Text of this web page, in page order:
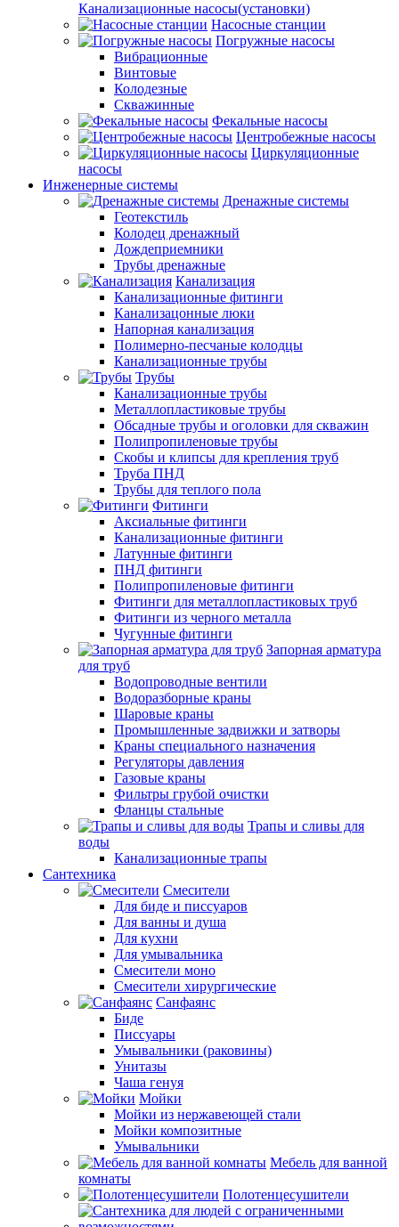
Канализационные насосы(установки)
Насосные станции
Погружные насосы
Вибрационные
Винтовые
Колодезные
Скважинные
Фекальные насосы
Центробежные насосы
Циркуляционные
насосы
Инженерные системы
Дренажные системы
Геотекстиль
Колодец дренажный
Дождеприемники
Трубы дренажные
Канализация
Канализационные фитинги
Канализацонные люки
Напорная канализация
Полимерно-песчаные колодцы
Канализационные трубы
Трубы
Канализационные трубы
Металлопластиковые трубы
Обсадные трубы и оголовки для скважин
Полипропиленовые трубы
Скобы и клипсы для крепления труб
Труба ПНД
Трубы для теплого пола
Фитинги
Аксиальные фитинги
Канализационные фитинги
Латунные фитинги
ПНД фитинги
Полипропиленовые фитинги
Фитинги для металлопластиковых труб
Фитинги из черного металла
Чугунные фитинги
Запорная арматура
для труб
Водопроводные вентили
Водоразборные краны
Шаровые краны
Промышленные задвижки и затворы
Краны специального назначения
Регуляторы давления
Газовые краны
Фильтры грубой очистки
Фланцы стальные
Трапы и сливы для
воды
Канализационные трапы
Сантехника
Смесители
Для биде и писсуаров
Для ванны и душа
Для кухни
Для умывальника
Смесители моно
Смесители хирургические
Санфаянс
Биде
Писсуары
Умывальники (раковины)
Унитазы
Чаша генуя
Мойки
Мойки из нержавеющей стали
Мойки композитные
Умывальники
Мебель для ванной
комнаты
Полотенцесушители